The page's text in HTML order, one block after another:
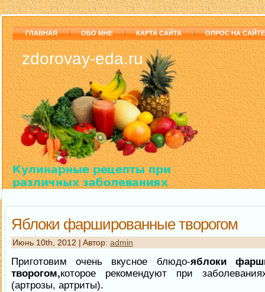
ГЛАВНАЯ ОБО МНЕ КАРТА САЙТА ОПРОС НА САЙТЕ
zdorovay-eda.ru
Яблоки фаршированные творогом
Июнь 10th, 2012 | Aвтор: admin
Приготовим очень вкусное блюдо-яблоки
творогом,которое рекомендуют при
(артрозы, артриты).